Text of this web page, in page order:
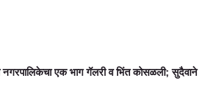
नगरपालिकेचा एक भाग गॅलरी व भिंत कोसळली; सुदैवाने